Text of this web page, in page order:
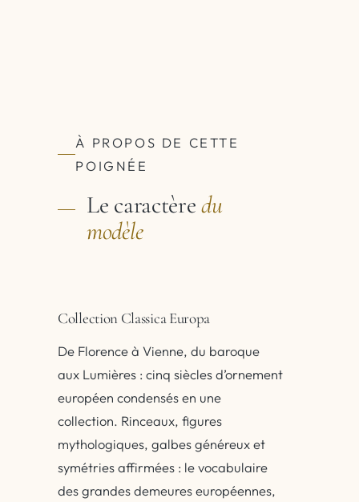
À PROPOS DE CETTE
POIGNÉE
Le caractèredu
modèle
Collection Classica Europa
De Florence à Vienne, du baroque
aux Lumières : cinq siècles d’ornement
européen condensés en une
collection. Rinceaux, figures
mythologiques, galbes généreux et
symétries affirmées : le vocabulaire
des grandes demeures européennes,